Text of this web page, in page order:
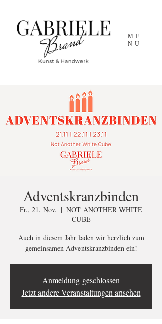
ME
NU
Adventskranzbinden
Fr., 21. Nov.
  |
NOT ANOTHER WHITE
CUBE
Auch in diesem Jahr laden wir herzlich zum
gemeinsamen Adventskranzbinden ein!
Anmeldung geschlossen
Jetzt andere Veranstaltungen ansehen